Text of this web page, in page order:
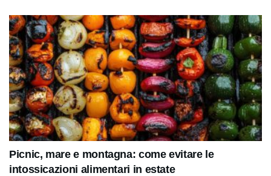
Picnic, mare e montagna: come evitare le
intossicazioni alimentari in estate